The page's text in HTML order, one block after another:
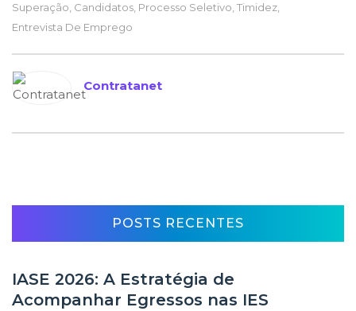
Superação Candidatos Processo Seletivo Timidez
Entrevista De Emprego
Contratanet
POSTS RECENTES
IASE 2026: A Estratégia de
Acompanhar Egressos nas IES